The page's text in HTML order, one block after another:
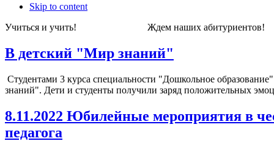
Skip to content
Учиться и учить! Ждем наших
В детский "Мир знаний"
Студентами 3 курса специальности "Дошкольное
знаний". Дети и студенты получили заряд положительных
8.11.2022 Юбилейные мероприятия в
педагога